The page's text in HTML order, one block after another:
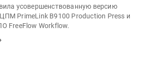
усовершенствованную версию
PrimeLink B9100 Production Press и
FreeFlow Workflow.
«Калькулятор утилизации»